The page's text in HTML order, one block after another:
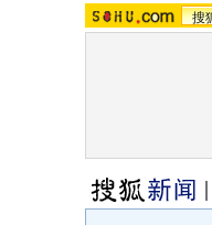
搜